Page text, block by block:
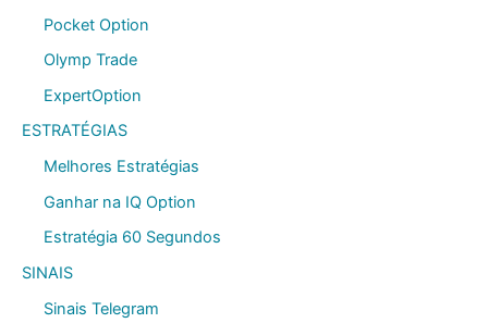
Pocket Option
Olymp Trade
ExpertOption
ESTRATÉGIAS
Melhores Estratégias
Ganhar na IQ Option
Estratégia 60 Segundos
SINAIS
Sinais Telegram